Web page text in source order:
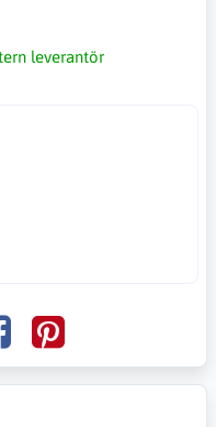
leverantör